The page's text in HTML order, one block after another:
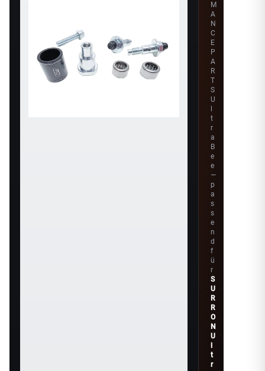
M
A
N
C
E
P
A
R
T
S
U
t
r
a
B
e
e
—
p
a
s
s
e
n
d
f
ü
r
S
U
R
R
O
N
U
t
r